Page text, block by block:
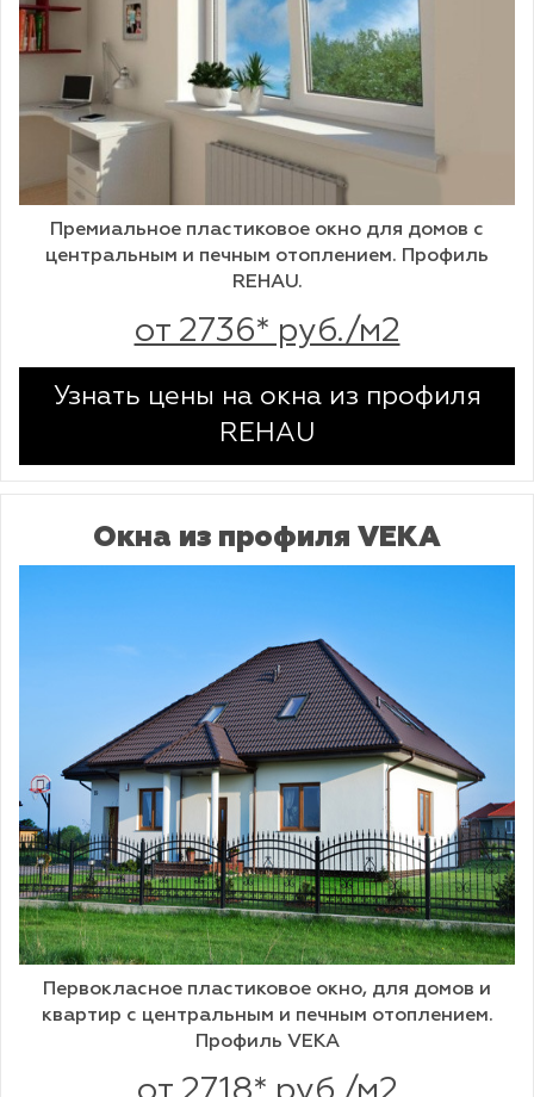
Премиальное пластиковое окно для домов с
центральным и печным отоплением. Профиль
REHAU.
от 2736* руб./м2
Узнать цены на окна из профиля
REHAU
Окна из профиля VEKA
Первокласное пластиковое окно, для домов и
квартир с центральным и печным отоплением.
Профиль VEKA